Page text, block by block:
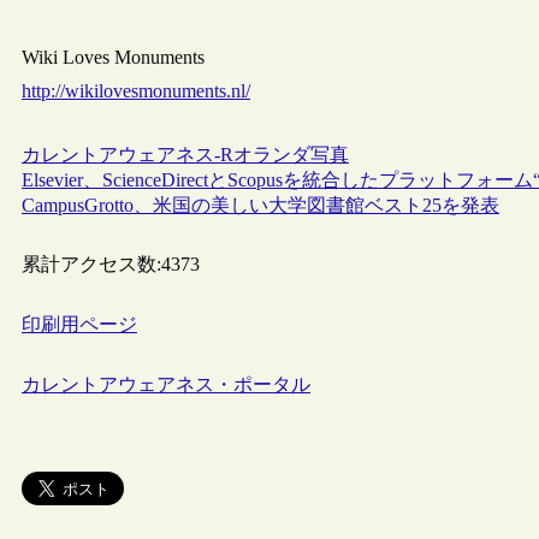
Wiki Loves Monuments
http://wikilovesmonuments.nl/
カレントアウェアネス-Rオランダ写真
Elsevier、ScienceDirectとScopusを統合したプラットフォーム
CampusGrotto、米国の美しい大学図書館ベスト25を発表
累計アクセス数:4373
印刷用ページ
カレントアウェアネス・ポータル